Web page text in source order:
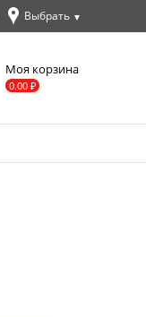
Выбрать ▼
Моя корзина
0.00 ₽